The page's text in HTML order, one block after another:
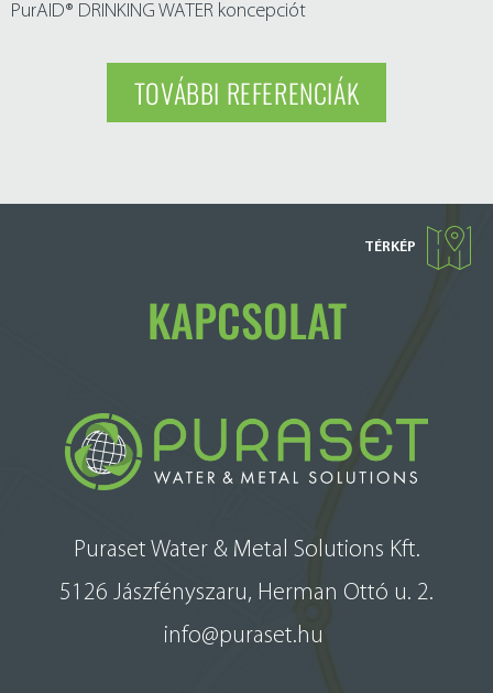
TOVÁBBI REFERENCIÁK
PurAID® DRINKING WATER koncepciót
KAPCSOLAT
TÉRKÉP
Puraset Water & Metal Solutions Kft.
5126 Jászfényszaru, Herman Ottó u. 2.
info@puraset.hu